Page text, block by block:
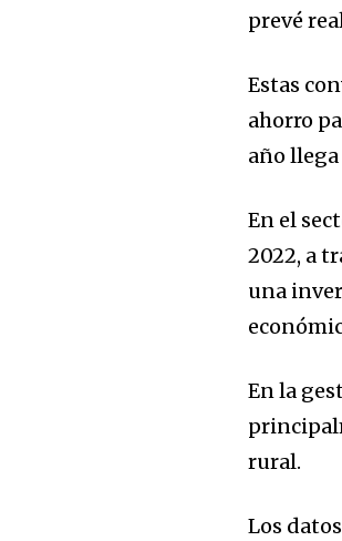
prevé
Estas
ahorro
año llega
En el
2022, a
una
En la
rural.
Los